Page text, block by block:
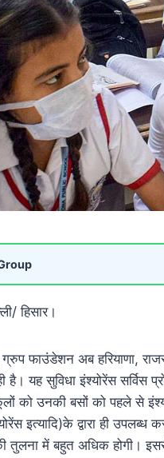
हिसार।
ग्रुप फाउंडेशन अब हरियाणा,
है। यह सुविधा इंश्योरेंस सर्विस
को उनकी बसों को पहले से
इत्यादि)के द्वारा ही उपलब्ध
तुलना में बहुत अधिक होगी।